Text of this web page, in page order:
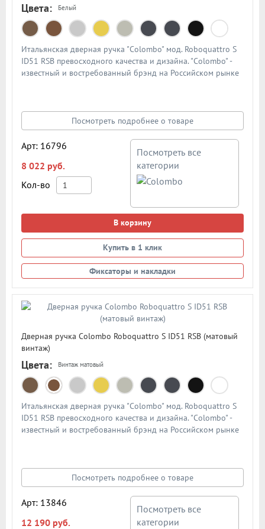
Цвета: Белый
Итальянская дверная ручка "Colombo" мод. Roboquattro S
ID51 RSB превосходного качества и дизайна. "Colombo" -
известный и востребованный брэнд на Российском рынке
Посмотреть подробнее о товаре
Арт: 16796
8 022 руб.
Кол-во
Посмотреть все
категории
В корзину
Купить в 1 клик
Фиксаторы и накладки
Дверная ручка Colombo Roboquattro S ID51 RSB (матовый
винтаж)
Цвета: Винтаж матовый
Итальянская дверная ручка "Colombo" мод. Roboquattro S
ID51 RSB превосходного качества и дизайна. "Colombo" -
известный и востребованный брэнд на Российском рынке
Посмотреть подробнее о товаре
Арт: 13846
12 190 руб.
Посмотреть все
категории